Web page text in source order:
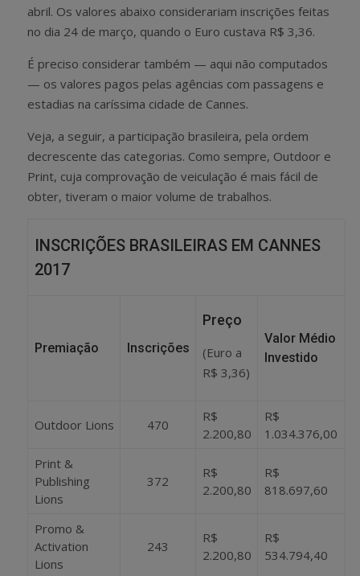
abril. Os valores abaixo considerariam inscrições feitas
no dia 24 de março, quando o Euro custava R$ 3,36.
É preciso considerar também — aqui não computados
— os valores pagos pelas agências com passagens e
estadias na caríssima cidade de Cannes.
Veja, a seguir, a participação brasileira, pela ordem
decrescente das categorias. Como sempre, Outdoor e
Print, cuja comprovação de veiculação é mais fácil de
obter, tiveram o maior volume de trabalhos.
INSCRIÇÕES BRASILEIRAS EM CANNES
2017
Premiação Inscrições
Preço
(Euro a
R$ 3,36)
Valor Médio
Investido
Outdoor Lions 470
R$
2.200,80
R$
1.034.376,00
Print &
Publishing
Lions
372
R$
2.200,80
R$
818.697,60
Promo &
Activation
Lions
243
R$
2.200,80
R$
534.794,40